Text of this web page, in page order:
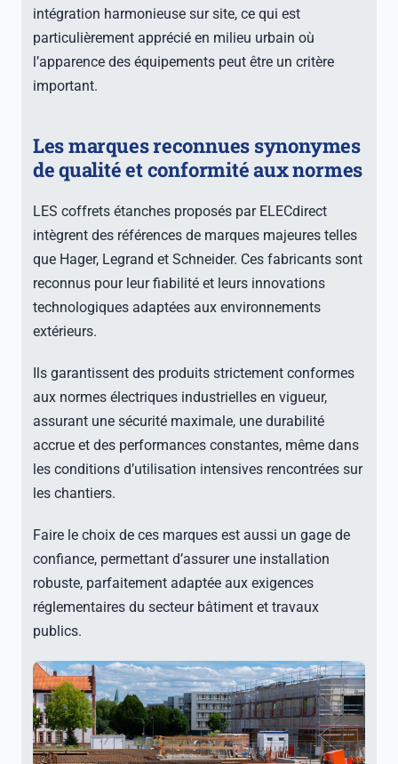
intégration harmonieuse sur site, ce qui est
particulièrement apprécié en milieu urbain où
l’apparence des équipements peut être un critère
important.
Les marques reconnues synonymes
de qualité et conformité aux normes
LES coffrets étanches proposés par ELECdirect
intègrent des références de marques majeures telles
que Hager, Legrand et Schneider. Ces fabricants sont
reconnus pour leur fiabilité et leurs innovations
technologiques adaptées aux environnements
extérieurs.
Ils garantissent des produits strictement conformes
aux normes électriques industrielles en vigueur,
assurant une sécurité maximale, une durabilité
accrue et des performances constantes, même dans
les conditions d’utilisation intensives rencontrées sur
les chantiers.
Faire le choix de ces marques est aussi un gage de
confiance, permettant d’assurer une installation
robuste, parfaitement adaptée aux exigences
réglementaires du secteur bâtiment et travaux
publics.